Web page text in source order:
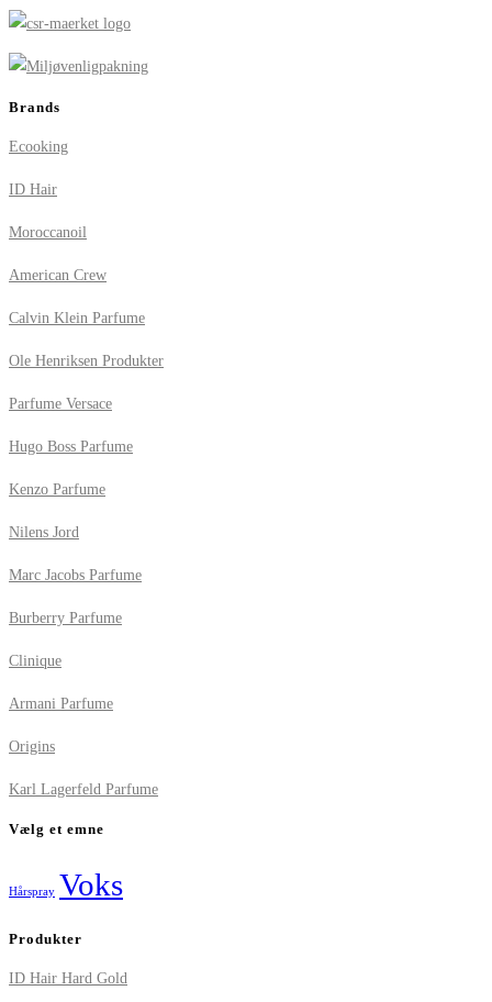
Brands
Ecooking
ID Hair
Moroccanoil
American Crew
Calvin Klein Parfume
Ole Henriksen Produkter
Parfume Versace
Hugo Boss Parfume
Kenzo Parfume
Nilens Jord
Marc Jacobs Parfume
Burberry Parfume
Clinique
Armani Parfume
Origins
Karl Lagerfeld Parfume
Vælg et emne
Hårspray Voks
Produkter
ID Hair Hard Gold